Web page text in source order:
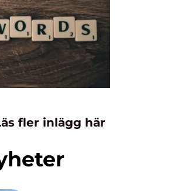
fler inlägg här